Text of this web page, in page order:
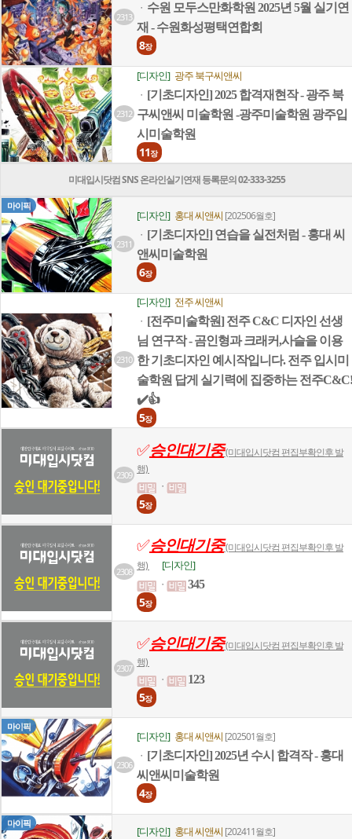
2313
ㆍ 수원 모두스만화학원 2025년 5월 실기연
재 - 수원화성평택연합회
8장
2312
[디자인] 광주 북구씨앤씨
ㆍ [기초디자인] 2025 합격재현작 - 광주 북
구씨앤씨 미술학원 -광주미술학원 광주입
시미술학원
11장
미대입시닷컴 SNS 온라인실기연재 등록문의 02-333-3255
마이픽
2311
[디자인] 홍대 씨앤씨 [202506월호]
ㆍ [기초디자인] 연습을 실전처럼 - 홍대 씨
앤씨미술학원
6장
2310
[디자인] 전주 씨앤씨
ㆍ [전주미술학원] 전주 C&C 디자인 선생
님 연구작 - 곰인형과 크래커,사슬을 이용
한 기초디자인 예시작입니다. 전주 입시미
술학원 답게 실기력에 집중하는 전주C&C!
✔️👍
5장
2309
✅승인대기중(미대입시닷컴 편집부확인후 발
행)
ㆍ
5장
2308
✅승인대기중(미대입시닷컴 편집부확인후 발
행)
[디자인]
ㆍ 345
5장
2307
✅승인대기중(미대입시닷컴 편집부확인후 발
행)
ㆍ
123
5장
마이픽
2306
[디자인] 홍대 씨앤씨 [202501월호]
ㆍ [기초디자인] 2025년 수시 합격작 - 홍대
씨앤씨미술학원
4장
마이픽
[디자인] 홍대 씨앤씨 [202411월호]